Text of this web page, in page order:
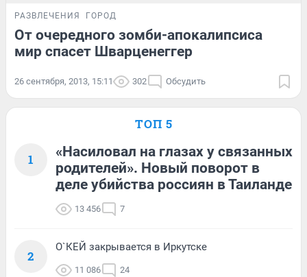
РАЗВЛЕЧЕНИЯ ГОРОД
От очередного зомби-апокалипсиса
мир спасет Шварценеггер
26 сентября, 2013, 15:11 302 Обсудить
ТОП 5
1
«Насиловал на глазах у связанных
родителей». Новый поворот в
деле убийства россиян в Таиланде
13 456 7
2
О`КЕЙ закрывается в Иркутске
11 086 24